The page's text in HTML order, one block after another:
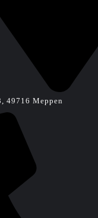
49716 Meppen